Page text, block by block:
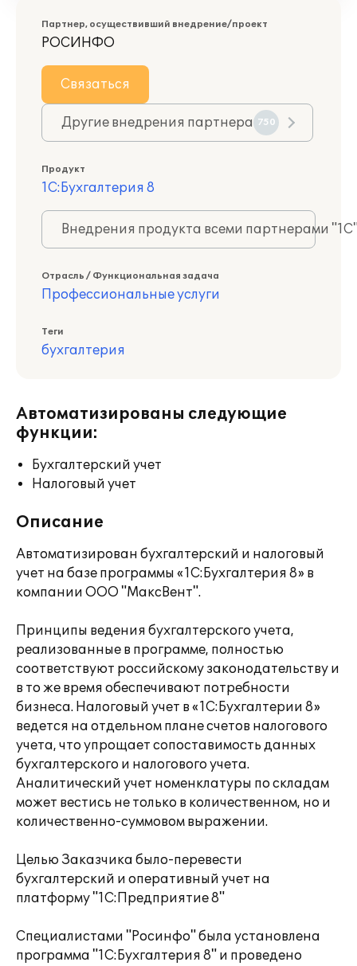
Партнер, осуществивший внедрение/проект
РОСИНФО
Связаться
Другие внедрения партнера 750
Продукт
1С:Бухгалтерия 8
Внедрения продукта всеми партнерами
Отрасль / Функциональная задача
Профессиональные услуги
Теги
бухгалтерия
Автоматизированы следующие
функции:
Бухгалтерский учет
Налоговый учет
Описание
Автоматизирован бухгалтерский и налоговый
учет на базе программы «1С:Бухгалтерия 8» в
компании ООО "МаксВент".
Принципы ведения бухгалтерского учета,
реализованные в программе, полностью
соответствуют российскому законодательству и
в то же время обеспечивают потребности
бизнеса. Налоговый учет в «1С:Бухгалтерии 8»
ведется на отдельном плане счетов налогового
учета, что упрощает сопоставимость данных
бухгалтерского и налогового учета.
Аналитический учет номенклатуры по складам
может вестись не только в количественном, но и
количественно-суммовом выражении.
Целью Заказчика было-перевести
бухгалтерский и оперативный учет на
платформу "1С:Предприятие 8"
Специалистами "Росинфо" была установлена
программа "1С:Бухгалтерия 8" и проведено